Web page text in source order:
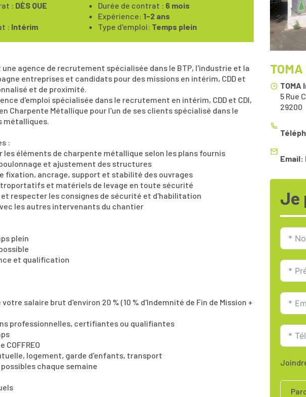
: DÈS QUE
: Intérim
Durée de contrat : 6 mois
Expérience: 1-2 ans
Type d'emploi: Temps plein
une agence de recrutement spécialisée dans le BTP, l'industrie et la
entreprises et candidats pour des missions en intérim, CDD et
et de proximité.
d'emploi spécialisée dans le recrutement en intérim, CDD et CDI,
Charpente Métallique pour l'un de ses clients spécialisé dans le
métalliques.
:
les éléments de charpente métallique selon les plans fournis
et ajustement des structures
fixation, ancrage, support et stabilité des ouvrages
et matériels de levage en toute sécurité
respecter les consignes de sécurité et d'habilitation
les autres intervenants du chantier
plein
et qualification
salaire brut d'environ 20 % (10 % d'Indemnité de Fin de Mission +
professionnelles, certifiantes ou qualifiantes
logement, garde d'enfants, transport
chaque semaine
5 Rue
29200
Email:
Je